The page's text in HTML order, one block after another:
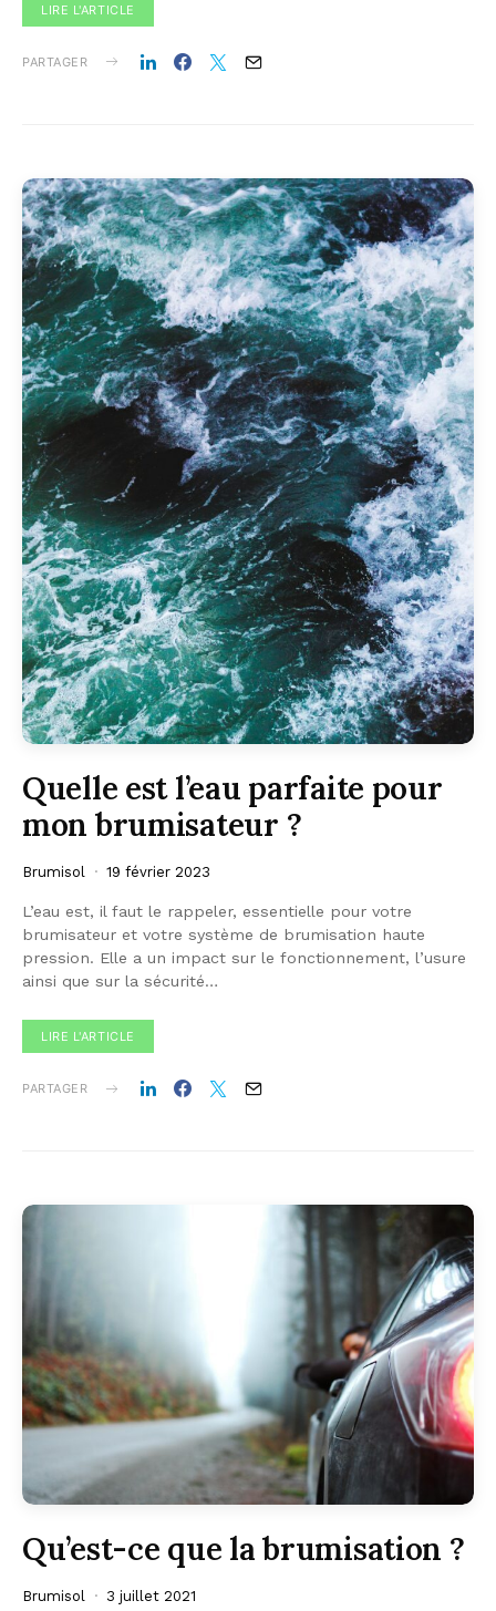
LIRE L'ARTICLE
PARTAGER
Quelle est l’eau parfaite pour
mon brumisateur ?
Brumisol 19 février 2023
L’eau est, il faut le rappeler, essentielle pour votre
brumisateur et votre système de brumisation haute
pression. Elle a un impact sur le fonctionnement, l’usure
ainsi que sur la sécurité…
LIRE L'ARTICLE
PARTAGER
Qu’est-ce que la brumisation ?
Brumisol 3 juillet 2021